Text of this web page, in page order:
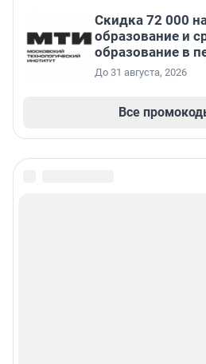
Скидка 72 000
образование и
образование в
До 31 августа, 2026
Все